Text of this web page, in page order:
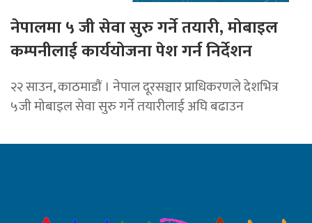
नेपालमा ५ जी सेवा सुरु गर्ने तयारी, मोबाइल
कम्पनीलाई कार्ययोजना पेश गर्न निर्देशन
२२ साउन, काठमाडाैं । नेपाल दूरसञ्चार प्राधिकरणले देशभित्र
५जी मोबाइल सेवा सुरु गर्ने तयारीलाई अघि बढाउन